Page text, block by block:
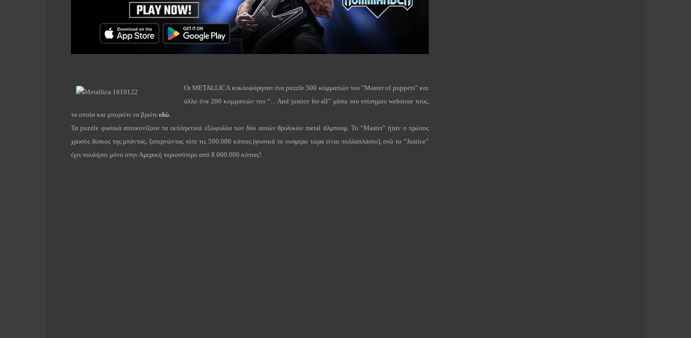
ΟιMETALLICA κυκλοφόρησαν έναpuzzle 500 κομματιών του “Master of puppets” και
άλλο ένα 200 κομματιών του “…And justice for all” μέσω του επίσημουwebstore τους,
τα οποία και μπορείτε να βρείτε εδώ.
Ταpuzzle φυσικά απεικονίζουν τα εκπληκτικά εξώφυλλα των δύο αυτών θρυλικώνmetal άλμπουμ. To “Master” ήταν ο πρώτος
χρυσός δίσκος της μπάντας, ξεπερνώντας τότε τις 500.000 κόπιες (φυσικά το νούμερο τώρα είναι πολλαπλάσιο), ενώ το “Justice”
έχει πουλήσει μόνο στην Αμερική περισσότερο από 8.000.000 κόπιες!